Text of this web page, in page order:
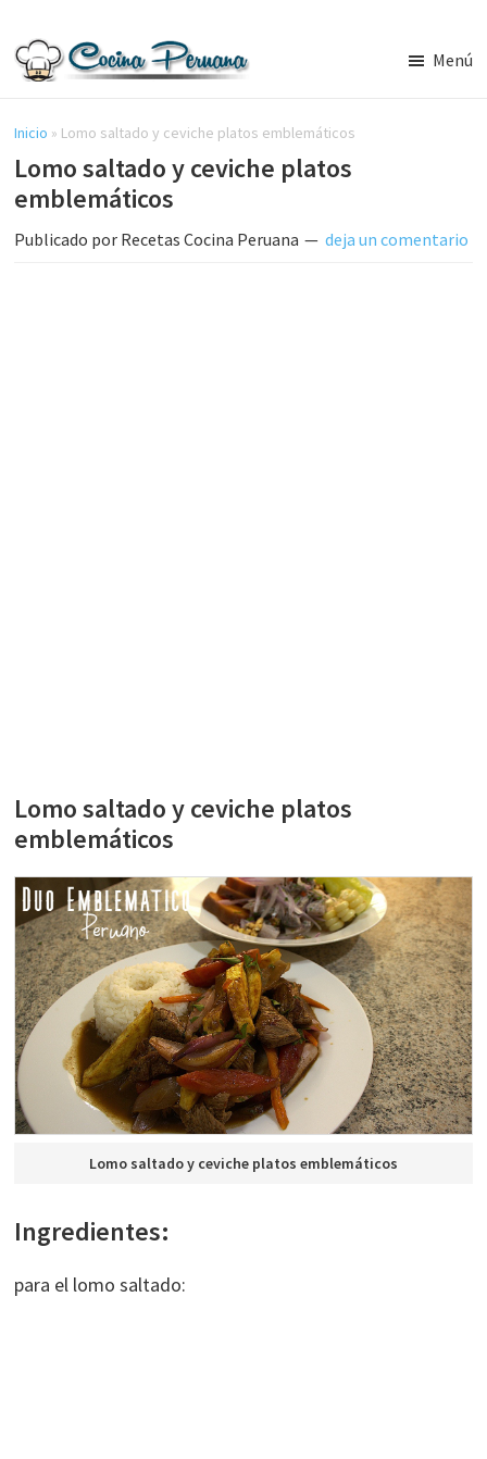
contenido
lateral
principal
Cocina
Peruana,
Recetas
de
Peruana
Menú
Inicio » Lomo saltado y ceviche platos emblemáticos
Lomo saltado y ceviche platos
emblemáticos
Publicado por Recetas Cocina Peruana deja un comentario
Lomo saltado y ceviche platos
emblemáticos
Lomo saltado y ceviche platos emblemáticos
Ingredientes:
para el lomo saltado: